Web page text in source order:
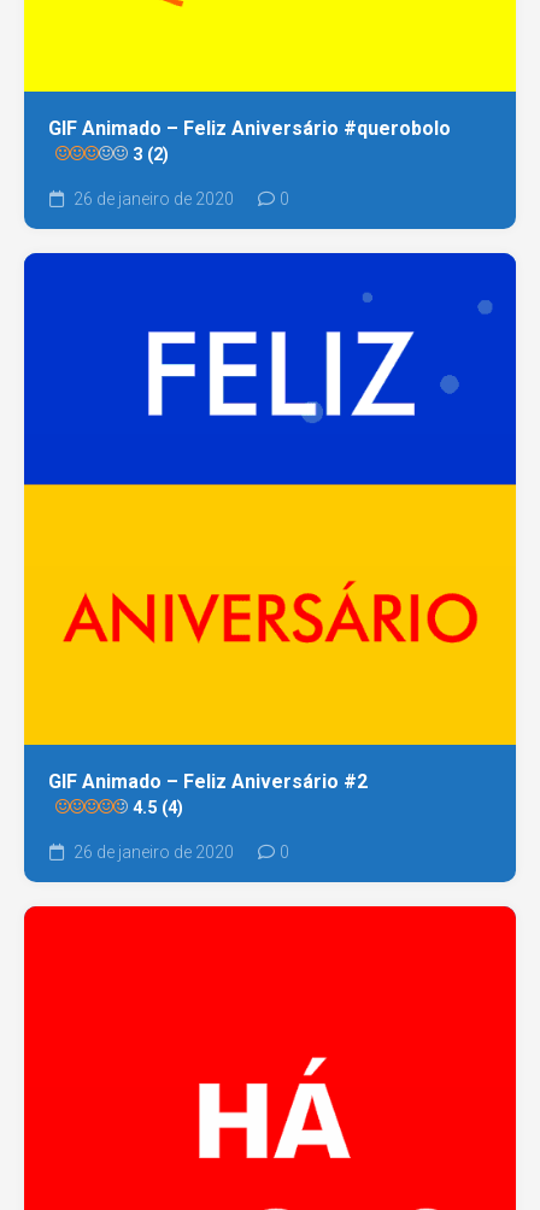
GIF Animado – Feliz Aniversário #querobolo
3 (2)
26 de janeiro de 2020 0
GIF Animado – Feliz Aniversário #2
4.5 (4)
26 de janeiro de 2020 0